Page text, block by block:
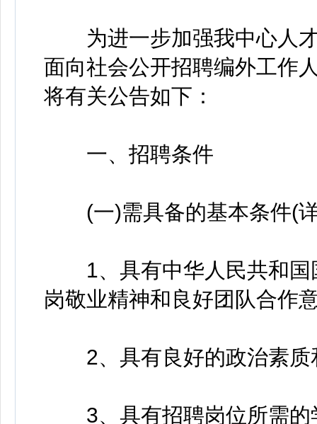
为进一步加强我中心人才
面向社会公开招聘编外工作
将有关公告如下：
一、招聘条件
(一)需具备的基本条件(
1、具有中华人民共和国
岗敬业精神和良好团队合作
2、具有良好的政治素质
3、具有招聘岗位所需的